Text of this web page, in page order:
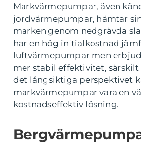
Markvärmepumpar, även
jordvärmepumpar, hämtar
marken genom nedgrävda
har en hög initialkostnad
luftvärmepumpar men
mer stabil effektivitet, särskilt
det långsiktiga perspektivet
markvärmepumpar vara en
kostnadseffektiv lösning.